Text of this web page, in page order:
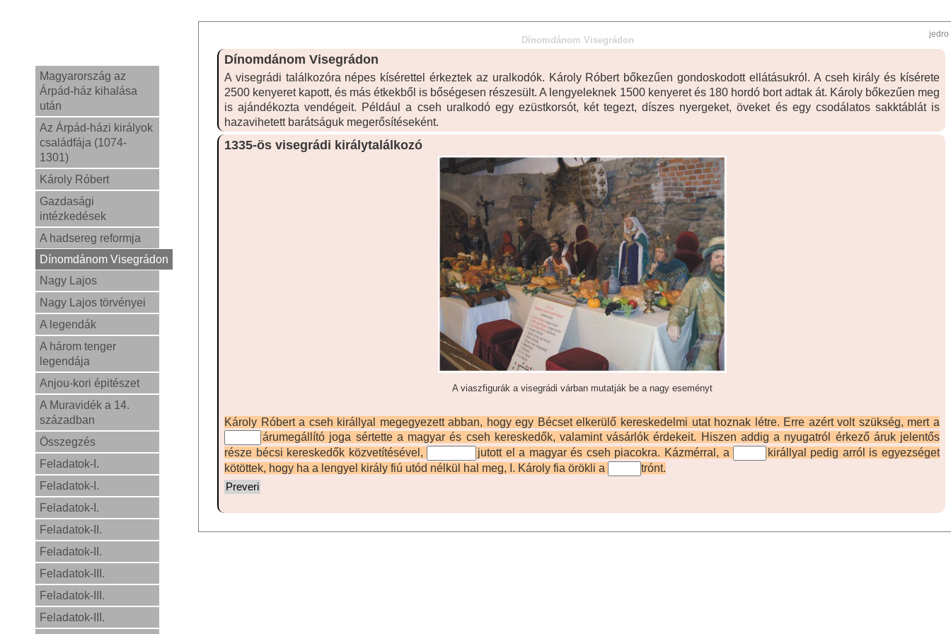
Magyarország az
Árpád-ház kihalása
után
Az Árpád-házi királyok
családfája (1074-
1301)
Károly Róbert
Gazdasági
intézkedések
A hadsereg reformja
Dínomdánom Visegrádon
Nagy Lajos
Nagy Lajos törvényei
A legendák
A három tenger
legendája
Anjou-kori épitészet
A Muravidék a 14.
században
Összegzés
Feladatok-I.
Feladatok-I.
Feladatok-I.
Feladatok-II.
Feladatok-II.
Feladatok-III.
Feladatok-III.
Feladatok-III.
jedro
Dínomdánom Visegrádon
Dínomdánom Visegrádon
A visegrádi találkozóra népes kísérettel érkeztek az uralkodók. Károly Róbert bőkezűen gondoskodott ellátásukról. A cseh király és kísérete
2500 kenyeret kapott, és más étkekből is bőségesen részesült. A lengyeleknek 1500 kenyeret és 180 hordó bort adtak át. Károly bőkezűen meg
is ajándékozta vendégeit. Például a cseh uralkodó egy ezüstkorsót, két tegezt, díszes nyergeket, öveket és egy csodálatos sakktáblát is
hazavihetett barátságuk megerősítéseként.
1335-ös visegrádi királytalálkozó
A viaszfigurák a visegrádi várban mutatják be a nagy eseményt
Károly Róbert a cseh királlyal megegyezett abban, hogy egy Bécset elkerülő kereskedelmi utat hoznak létre. Erre azért volt szükség, mert a
árumegállító joga sértette a magyar és cseh kereskedők, valamint vásárlók érdekeit. Hiszen addig a nyugatról érkező áruk jelentős
része bécsi kereskedők közvetítésével,
jutott el a magyar és cseh piacokra. Kázmérral, a
királlyal pedig arról is egyezséget
kötöttek, hogy ha a lengyel király fiú utód nélkül hal meg, I. Károly fia örökli a
trónt.